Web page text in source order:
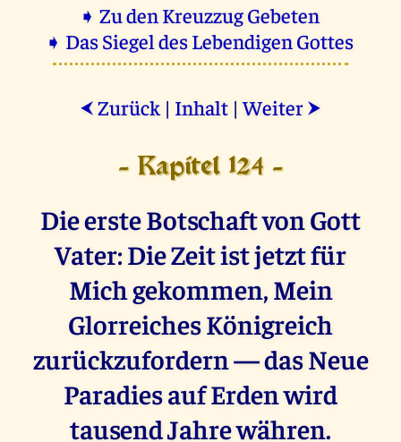
➧ Zu den Kreuzzug Gebeten
➧ Das Siegel des Lebendigen Gottes
⮜ Zurück | Inhalt |Weiter ⮞
- Kapitel 124 -
Die erste Botschaft von Gott
Vater: Die Zeit ist jetzt für
Mich gekommen, Mein
Glorreiches Königreich
zurückzufordern — das Neue
Paradies auf Erden wird
tausend Jahre währen.